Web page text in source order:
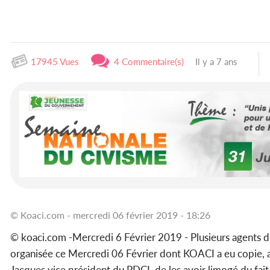
17945 Vues 4 Commentaire(s) Il y a 7 ans
© Koaci.com - mercredi 06 février 2019 - 18:26
© koaci.com -Mercredi 6 Février 2019 - Plusieurs agents
organisée ce Mercredi 06 Février dont KOACI a eu copie,